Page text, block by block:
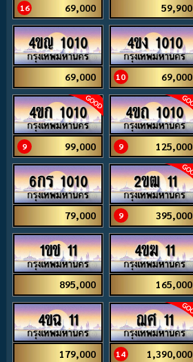
16 69,000 59,900
4ขญ 1010
69,000
4ขง 1010
10 69,000
4ขก 1010
9 99,000
4ขถ 1010
9 125,000
6กร 1010
79,000
2ขฒ 11
9 395,000
1ขช 11
895,000
4ขฆ 11
165,000
4ขฉ 11
179,000
ฌศ 11
14 1,390,000